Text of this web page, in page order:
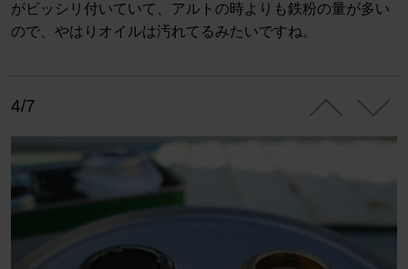
がビッシリ付いていて、アルトの時よりも鉄粉の量が多い
ので、やはりオイルは汚れてるみたいですね。
4/7